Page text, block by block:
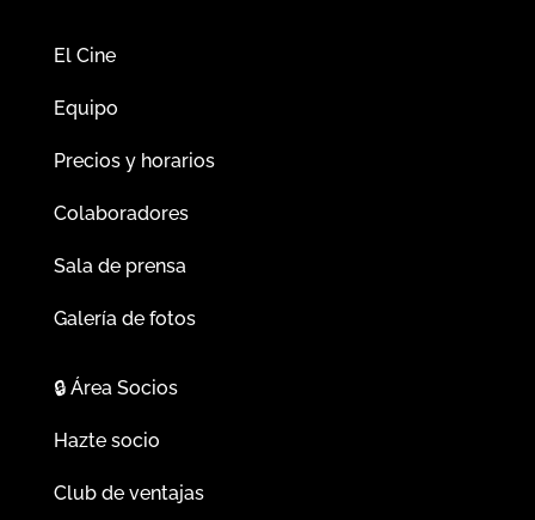
El Cine
Equipo
Precios y horarios
Colaboradores
Sala de prensa
Galería de fotos
🔒Área Socios
Hazte socio
Club de ventajas